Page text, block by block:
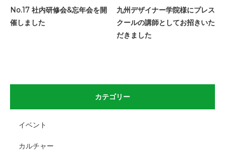
No.17 社内研修会&忘年会を開
催しました
九州デザイナー学院様にプレス
クールの講師としてお招きいた
だきました
カテゴリー
イベント
カルチャー